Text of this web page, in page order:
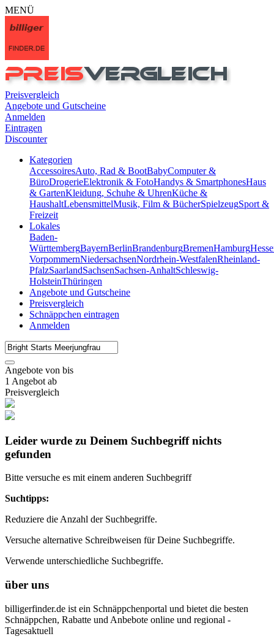
MENÜ
Preisvergleich
Angebote und Gutscheine
Anmelden
Eintragen
Discounter
Kategorien
AccessoiresAuto, Rad & BootBabyComputer &
BüroDrogerieElektronik & FotoHandys & SmartphonesHaus
& GartenKleidung, Schuhe & UhrenKüche &
HaushaltLebensmittelMusik, Film & BücherSpielzeugSport &
Freizeit
Lokales
Baden-
WürttembergBayernBerlinBrandenburgBremenHamburg
VorpommernNiedersachsenNordrhein-WestfalenRheinland-
PfalzSaarlandSachsenSachsen-AnhaltSchleswig-
HolsteinThüringen
Angebote und Gutscheine
Preisvergleich
Schnäppchen eintragen
Anmelden
Angebote von bis
1 Angebot ab
Preisvergleich
Leider wurde zu Deinem Suchbegriff nichts
gefunden
Bitte versuche es mit einem anderen Suchbegriff
Suchtipps:
Reduziere die Anzahl der Suchbegriffe.
Versuche alternative Schreibweisen für Deine Suchbegriffe.
Verwende unterschiedliche Suchbegriffe.
über uns
billigerfinder.de ist ein Schnäppchenportal und bietet die besten
Schnäppchen, Rabatte und Anbebote online und regional -
Tagesaktuell